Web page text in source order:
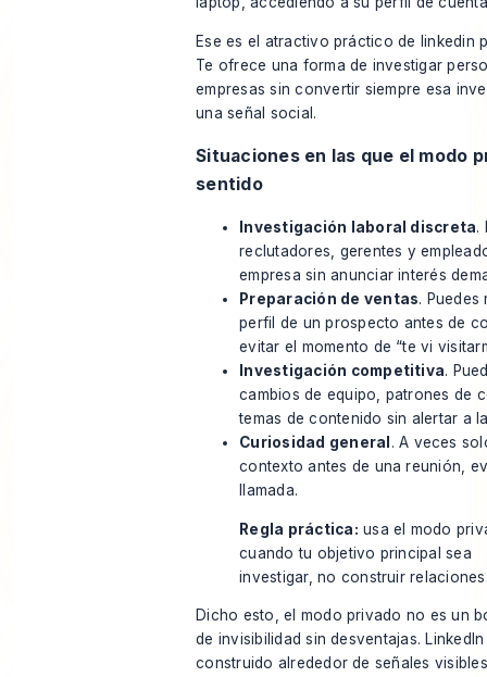
Ese es el atractivo práctico de linkedin
Te ofrece una forma de investigar
empresas sin convertir siempre esa
una señal social.
Situaciones en las que el modo
sentido
Investigación laboral discreta.
reclutadores, gerentes y
empresa sin anunciar interés
Preparación de ventas. Puedes
perfil de un prospecto antes de
evitar el momento de “te vi
Investigación competitiva.
cambios de equipo, patrones de
temas de contenido sin alertar a
Curiosidad general . A veces
contexto antes de una reunión,
llamada.
Regla práctica: usa el modo
cuando tu objetivo principal sea
investigar, no construir
Dicho esto, el modo privado no es un
de invisibilidad sin desventajas.
construido alrededor de señales